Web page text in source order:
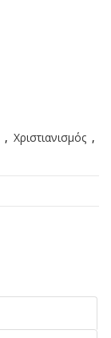
, Χριστιανισμός ,